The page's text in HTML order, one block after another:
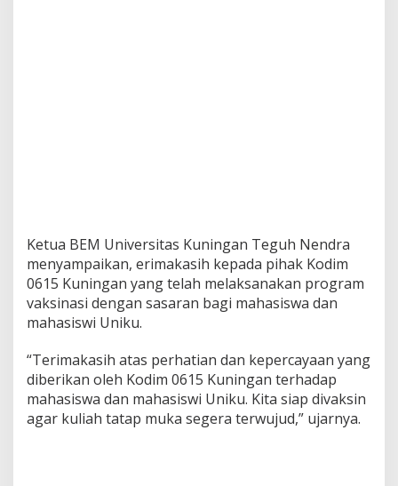
Ketua BEM Universitas Kuningan Teguh Nendra
menyampaikan, erimakasih kepada pihak Kodim
0615 Kuningan yang telah melaksanakan program
vaksinasi dengan sasaran bagi mahasiswa dan
mahasiswi Uniku.
“Terimakasih atas perhatian dan kepercayaan yang
diberikan oleh Kodim 0615 Kuningan terhadap
mahasiswa dan mahasiswi Uniku. Kita siap divaksin
agar kuliah tatap muka segera terwujud,” ujarnya.